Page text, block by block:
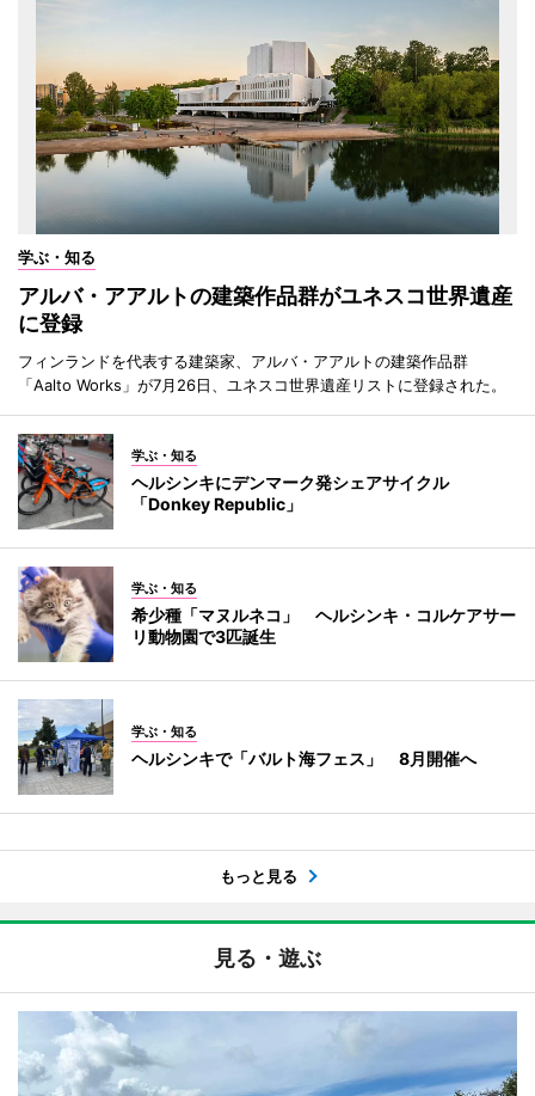
学ぶ・知る
アルバ・アアルトの建築作品群がユネスコ世界遺産
に登録
フィンランドを代表する建築家、アルバ・アアルトの建築作品群
「Aalto Works」が7月26日、ユネスコ世界遺産リストに登録された。
学ぶ・知る
ヘルシンキにデンマーク発シェアサイクル
「Donkey Republic」
学ぶ・知る
希少種「マヌルネコ」 ヘルシンキ・コルケアサー
リ動物園で3匹誕生
学ぶ・知る
ヘルシンキで「バルト海フェス」 8月開催へ
もっと見る
見る・遊ぶ